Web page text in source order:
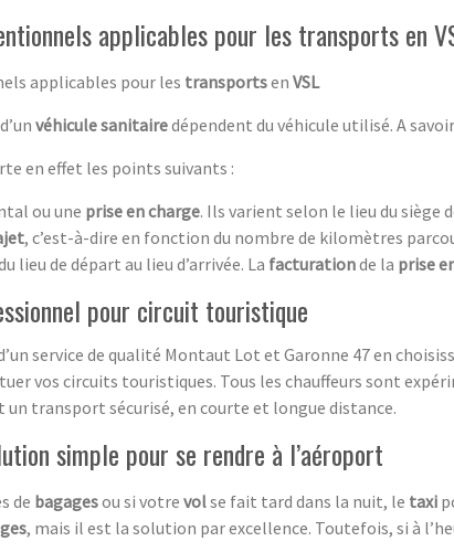
applicables pour les transports en
applicables pour les transportsen VSL
véhicule sanitairedépendent du véhicule utilisé. A
en effet les points suivants :
ou une prise en charge. Ils varient selon le lieu du siège
, c’est-à-dire en fonction du nombre de kilomètres
lieu de départ au lieu d’arrivée. La facturationde la prise
pour circuit touristique
service de qualité Montaut Lot et Garonne 47 en
vos circuits touristiques. Tous les chauffeurs sont
un transport sécurisé, en courte et longue distance.
simple pour se rendre à l’aéroport
de bagagesou si votre volse fait tard dans la nuit, le taxi
, mais il est la solution par excellence. Toutefois, si à